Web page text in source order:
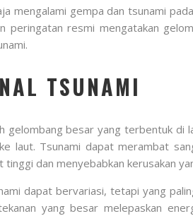
mengalami gempa dan tsunami
peringatan resmi mengatakan
TSUNAMI
gelombang besar yang terbentuk
laut. Tsunami dapat merambat
tinggi dan menyebabkan kerusakan
dapat bervariasi, tetapi yang
yang besar melepaskan